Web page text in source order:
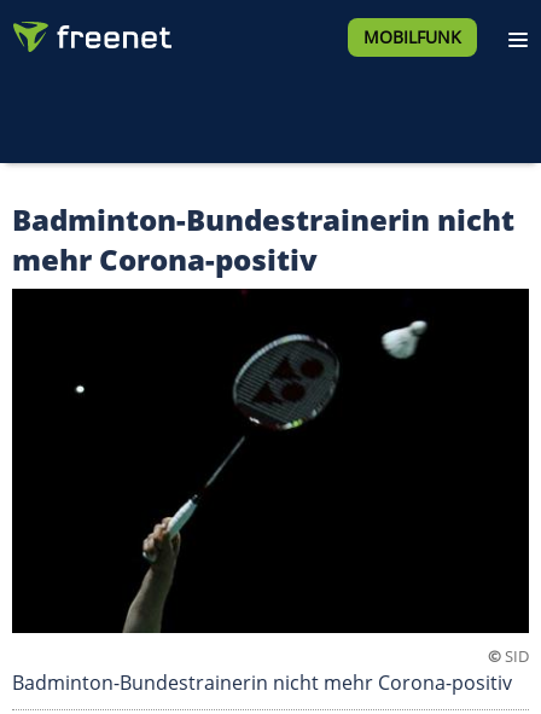
MOBILFUNK
Badminton-Bundestrainerin nicht
mehr Corona-positiv
©SID
Badminton-Bundestrainerin nicht mehr Corona-positiv